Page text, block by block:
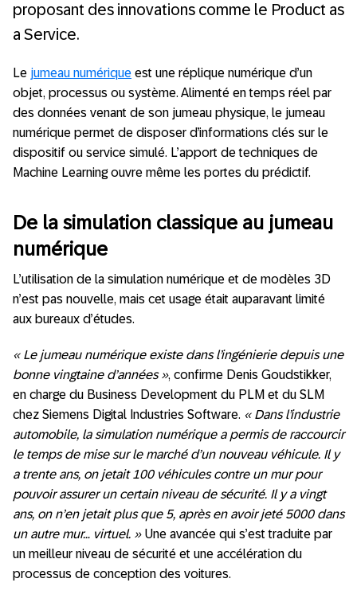
proposant des innovations comme le Product as
a Service.
Le jumeau numérique est une réplique numérique d’un
objet, processus ou système. Alimenté en temps réel par
des données venant de son jumeau physique, le jumeau
numérique permet de disposer d’informations clés sur le
dispositif ou service simulé. L’apport de techniques de
Machine Learning ouvre même les portes du prédictif.
De la simulation classique au jumeau
numérique
L’utilisation de la simulation numérique et de modèles 3D
n’est pas nouvelle, mais cet usage était auparavant limité
aux bureaux d’études.
« Le jumeau numérique existe dans l’ingénierie depuis une
bonne vingtaine d’années », confirme Denis Goudstikker,
en charge du Business Development du PLM et du SLM
chez Siemens Digital Industries Software. « Dans l’industrie
automobile, la simulation numérique a permis de raccourcir
le temps de mise sur le marché d’un nouveau véhicule. Il y
a trente ans, on jetait 100 véhicules contre un mur pour
pouvoir assurer un certain niveau de sécurité. Il y a vingt
ans, on n’en jetait plus que 5, après en avoir jeté 5000 dans
un autre mur… virtuel. » Une avancée qui s’est traduite par
un meilleur niveau de sécurité et une accélération du
processus de conception des voitures.